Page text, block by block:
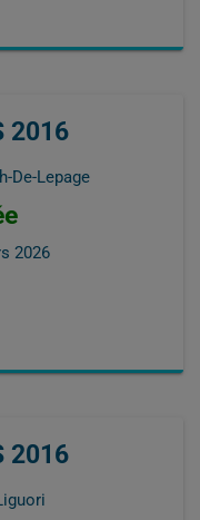
2016
De-Lepage
2026
2016